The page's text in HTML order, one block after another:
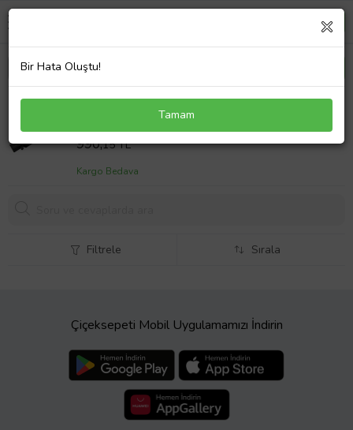
Asus GL552J, GL552JX, GL552V, GL552VW,
GL552VX Batarya ile Uyumlu Pil (Çok Renkli)
Sepet Fiyatı
990,15 TL
Kargo Bedava
Filtrele Sırala
Çiçeksepeti Mobil Uygulamamızı İndirin
Bir Hata Oluştu!
Tamam